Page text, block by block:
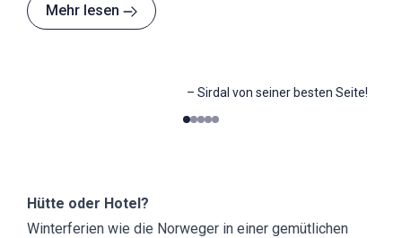
Mehr lesen
– Sirdal von seiner besten Seite!
01234
Hütte oder Hotel?
Winterferien wie die Norweger in einer gemütlichen